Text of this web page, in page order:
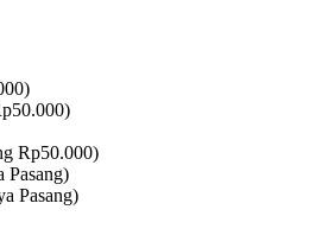
Rp50.000)
Pasang)
Pasang)